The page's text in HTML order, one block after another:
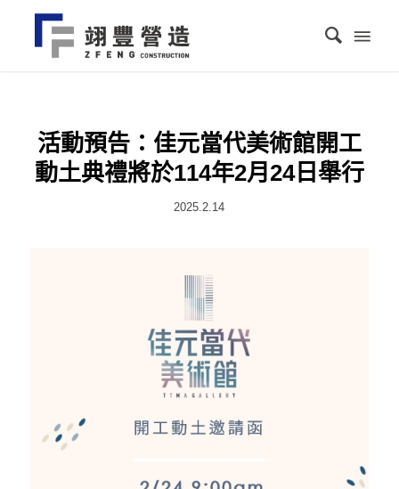
活動預告：佳元當代美術館開工
動土典禮將於114年2月24日舉行
2025.2.14